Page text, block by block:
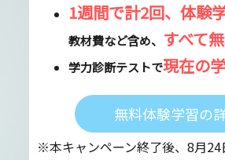
1週間で計2回、体験
教材費など含め、 すべて
学力診断テストで現在の
無料体験学習の
※本キャンペーン終了後、 8月24